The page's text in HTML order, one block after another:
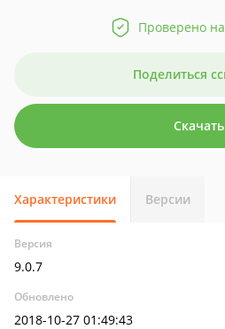
Проверено
Поделиться
Скачать
Характеристики Версии
Версия
9.0.7
Обновлено
2018-10-27 01:49:43